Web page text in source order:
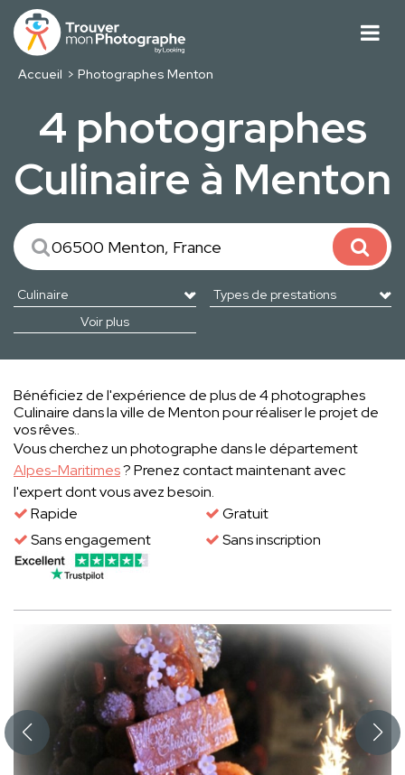
Accueil Photographes Menton
4 photographes
Culinaire à Menton
Voir plus
Bénéficiez de l'expérience de plus de 4 photographes
Culinaire dans la ville de Menton pour réaliser le projet de
vos rêves..
Vous cherchez un photographe dans le département
Alpes-Maritimes? Prenez contact maintenant avec
l'expert dont vous avez besoin.
Rapide
Gratuit
Sans engagement
Sans inscription